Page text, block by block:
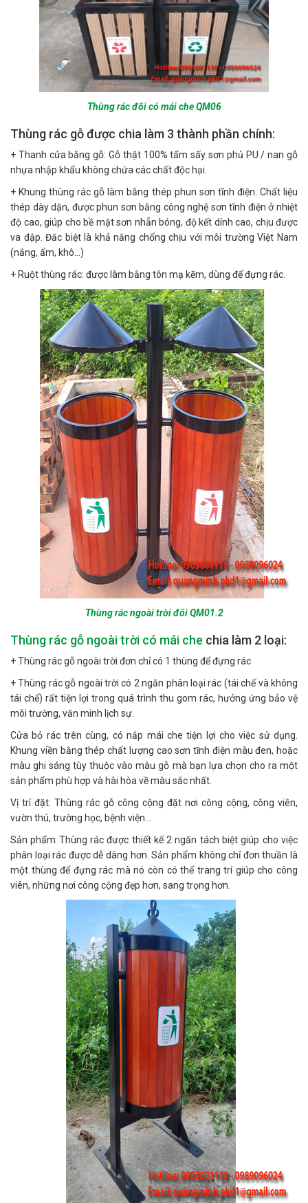
Thùng rác đôi có mái che QM06
Thùng rác gỗ được chia làm 3 thành phần chính:
+ Thanh cửa bằng gỗ: Gỗ thật 100% tẩm sấy sơn phủ PU / nan gỗ
nhựa nhập khẩu không chứa các chất độc hại.
+ Khung thùng rác gỗ làm bằng thép phun sơn tĩnh điện: Chất liệu
thép dày dặn, được phun sơn bằng công nghệ sơn tĩnh điện ở nhiệt
độ cao, giúp cho bề mặt sơn nhẵn bóng, độ kết dính cao, chịu được
va đập. Đăc biệt là khả năng chống chịu với môi trường Việt Nam
(nắng, ẩm, khô…)
+ Ruột thùng rác: được làm bằng tôn mạ kẽm, dùng để đựng rác.
Thùng rác ngoài trời đôi QM01.2
Thùng rác gỗ ngoài trời có mái che chia làm 2 loại:
+ Thùng rác gỗ ngoài trời đơn chỉ có 1 thùng để đựng rác
+ Thùng rác gỗ ngoài trời có 2 ngăn phân loại rác (tái chế và không
tái chế) rất tiện lợi trong quá trình thu gom rác, hưởng ứng bảo vệ
môi trường, văn minh lịch sự.
Cửa bỏ rác trên cùng, có nắp mái che tiện lợi cho việc sử dụng.
Khung viền bằng thép chất lượng cao sơn tĩnh điện màu đen, hoặc
màu ghi sáng tùy thuộc vào màu gỗ mà bạn lựa chọn cho ra một
sản phẩm phù hợp và hài hòa về màu sắc nhất.
Vị trí đặt: Thùng rác gỗ công cộng đặt nơi công cộng, công viên,
vườn thú, trường học, bệnh viện…
Sản phẩm Thùng rác được thiết kế 2 ngăn tách biệt giúp cho việc
phân loại rác được dễ dàng hơn. Sản phẩm không chỉ đơn thuần là
một thùng để đựng rác mà nó còn có thể trang trí giúp cho công
viên, những nơi công cộng đẹp hơn, sang trọng hơn.